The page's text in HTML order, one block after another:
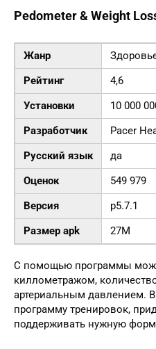
Pedometer & Weight
Жанр
Рейтинг
4,6
Установки
10 000
Разработчик
Pacer
Русский язык
да
Оценок
549 979
Версия
p5.7.1
Размер apk
27M
С помощью программы
киллометражом,
артериальным давлением.
программу тренировок,
поддерживать нужную